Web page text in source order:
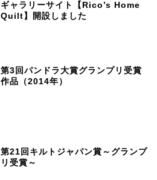
ギャラリーサイト【Rico’s Home
Quilt】開設しました
第3回パンドラ大賞グランプリ受賞
作品（2014年）
第21回キルトジャパン賞～グランプ
リ受賞～